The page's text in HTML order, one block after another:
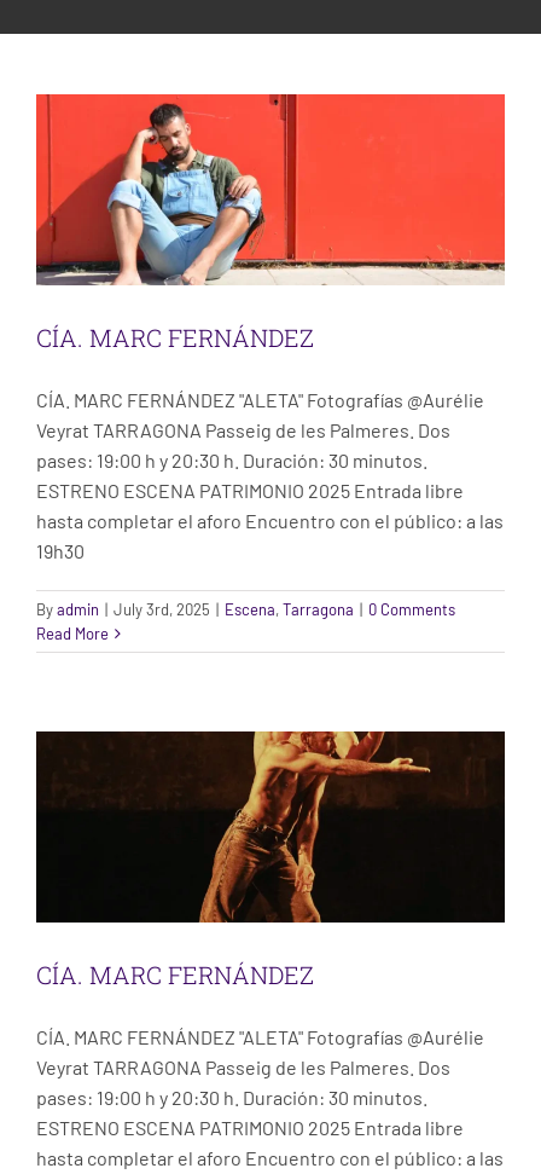
CÍA. MARC FERNÁNDEZ
CÍA. MARC FERNÁNDEZ "ALETA" Fotografías @Aurélie
Veyrat TARRAGONA Passeig de les Palmeres. Dos
pases: 19:00 h y 20:30 h. Duración: 30 minutos.
ESTRENO ESCENA PATRIMONIO 2025 Entrada libre
hasta completar el aforo Encuentro con el público: a las
19h30
Byadmin | July 3rd, 2025 | Escena,Tarragona | 0 Comments
Read More
CÍA. MARC FERNÁNDEZ
CÍA. MARC FERNÁNDEZ
CÍA. MARC FERNÁNDEZ "ALETA" Fotografías @Aurélie
Veyrat TARRAGONA Passeig de les Palmeres. Dos
pases: 19:00 h y 20:30 h. Duración: 30 minutos.
ESTRENO ESCENA PATRIMONIO 2025 Entrada libre
hasta completar el aforo Encuentro con el público: a las